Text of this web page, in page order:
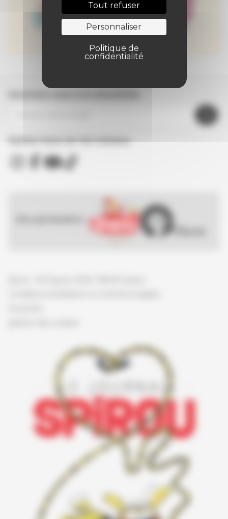
Tout refuser
Personnaliser
Politique de
confidentialité
Suivez nous sur les réseaux